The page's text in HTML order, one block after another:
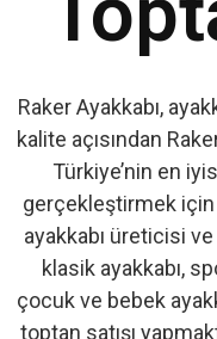
Raker Ayakkabı,
kalite açısından
Türkiye’nin en
gerçekleştirmek için
ayakkabı üreticisi ve
klasik ayakkabı,
çocuk ve bebek
toptan satışı